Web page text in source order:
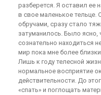
разберется. Я оставил ее
в свое маленькое тельце.
обручами, сразу стало
затуманилось. Было ясно,
сознательно находиться
мир пока мне более
Лишь к году телесной
нормальное восприятие
действительности. До
«спать» и поглощать